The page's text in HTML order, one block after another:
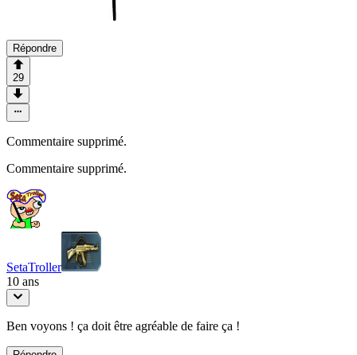
Répondre
29
Commentaire supprimé.
Commentaire supprimé.
SetaTroller
10 ans
Ben voyons ! ça doit être agréable de faire ça !